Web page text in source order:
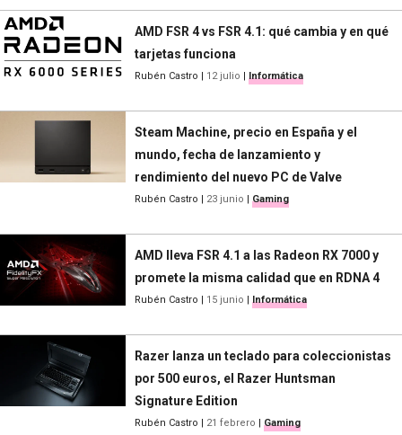
AMD FSR 4 vs FSR 4.1: qué cambia y en qué
tarjetas funciona
Rubén Castro 12 julio Informática
Steam Machine, precio en España y el
mundo, fecha de lanzamiento y
rendimiento del nuevo PC de Valve
Rubén Castro 23 junio Gaming
AMD lleva FSR 4.1 a las Radeon RX 7000 y
promete la misma calidad que en RDNA 4
Rubén Castro 15 junio Informática
Razer lanza un teclado para coleccionistas
por 500 euros, el Razer Huntsman
Signature Edition
Rubén Castro 21 febrero Gaming